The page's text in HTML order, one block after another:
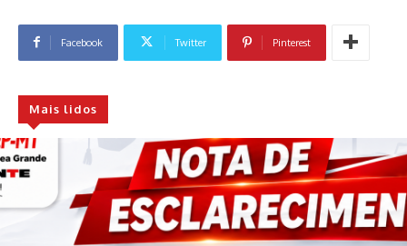
Facebook Twitter Pinterest
Mais lidos